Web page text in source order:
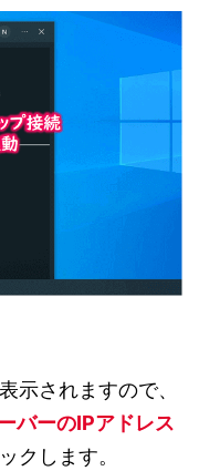
示されますので、
バーのIPアドレス
クします。